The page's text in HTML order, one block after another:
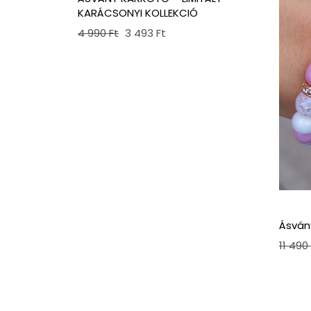
KARÁCSONYI KOLLEKCIÓ
4 990Ft Original
3 493 Ft
11 490